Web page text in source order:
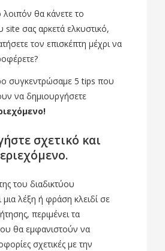
θα κάνετε το
site σας αρκετά ελκυστικό,
τον επισκέπτη μέχρι να
συγκεντρώσαμε 5 tips που
να δημιουργήσετε
σχετικό και
του διαδικτύου
λέξη ή φράση κλειδί σε
περιμένει τα
θα εμφανιστούν να
σχετικές με την